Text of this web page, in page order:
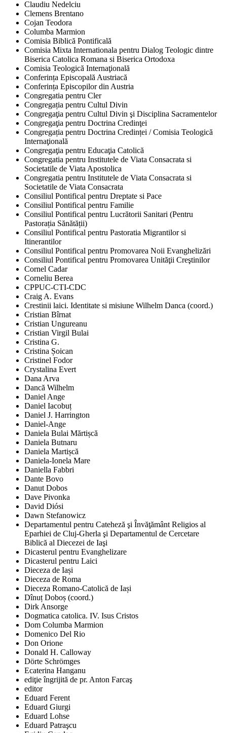
Claudiu Nedelciu
Clemens Brentano
Cojan Teodora
Columba Marmion
Comisia Biblică Pontificală
Comisia Mixta Internationala pentru Dialog Teologic dintre
Biserica Catolica Romana si Biserica Ortodoxa
Comisia Teologică Internaţională
Conferința Episcopală Austriacă
Conferința Episcopilor din Austria
Congregatia pentru Cler
Congregația pentru Cultul Divin
Congregaţia pentru Cultul Divin şi Disciplina Sacramentelor
Congregaţia pentru Doctrina Credinţei
Congregația pentru Doctrina Credinței / Comisia Teologică
Internaţională
Congregaţia pentru Educaţia Catolică
Congregatia pentru Institutele de Viata Consacrata si
Societatile de Viata Apostolica
Congregatia pentru Institutele de Viata Consacrata si
Societatile de Viata Consacrata
Consiliul Pontifical pentru Dreptate si Pace
Consiliul Pontifical pentru Familie
Consiliul Pontifical pentru Lucrătorii Sanitari (Pentru
Pastorația Sănătății)
Consiliul Pontifical pentru Pastoratia Migrantilor si
Itinerantilor
Consiliul Pontifical pentru Promovarea Noii Evanghelizări
Consiliul Pontifical pentru Promovarea Unităţii Creştinilor
Cornel Cadar
Corneliu Berea
CPPUC-CTI-CDC
Craig A. Evans
Crestinii laici. Identitate si misiune Wilhelm Danca (coord.)
Cristian Bîrnat
Cristian Ungureanu
Cristian Virgil Bulai
Cristina G.
Cristina Șoican
Cristinel Fodor
Crystalina Evert
Dana Arva
Dancă Wilhelm
Daniel Ange
Daniel Iacobuț
Daniel J. Harrington
Daniel-Ange
Daniela Bulai Mărtișcă
Daniela Butnaru
Daniela Martișcă
Daniela-Ionela Mare
Daniella Fabbri
Dante Bovo
Danut Dobos
Dave Pivonka
David Diósi
Dawn Stefanowicz
Departamentul pentru Cateheză şi Învăţământ Religios al
Eparhiei de Cluj-Gherla şi Departamentul de Cercetare
Biblică al Diecezei de Iaşi
Dicasterul pentru Evanghelizare
Dicasterul pentru Laici
Dieceza de Iași
Dieceza de Roma
Dieceza Romano-Catolică de Iași
Dînuț Doboș (coord.)
Dirk Ansorge
Dogmatica catolica. IV. Isus Cristos
Dom Columba Marmion
Domenico Del Rio
Don Orione
Donald H. Calloway
Dörte Schrömges
Ecaterina Hanganu
ediţie îngrijită de pr. Anton Farcaş
editor
Eduard Ferent
Eduard Giurgi
Eduard Lohse
Eduard Patraşcu